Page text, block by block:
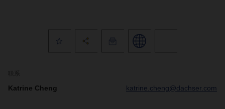
Katrine Cheng katrine.cheng@dachser.com